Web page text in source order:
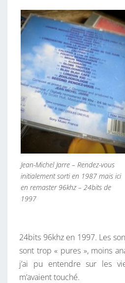
Jean-Michel Jarre – Rendez-vous
initialement sorti en 1987 mais ici
en remaster 96khz – 24bits de
1997
24bits 96khz en 1997. Les
sont trop « pures », moins
j’ai pu entendre sur les
m’avaient touché.